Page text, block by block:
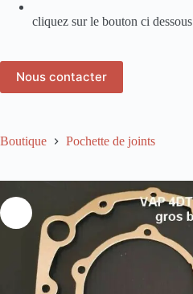
Boutique Pochette de joints
cliquez sur le bouton ci dessous
Nous contacter